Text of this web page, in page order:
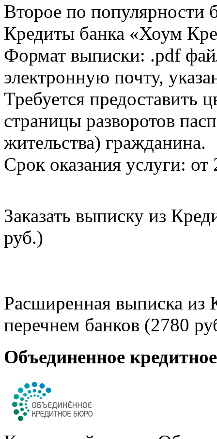
Второе по популярности
Кредиты банка «Хоум
Формат выписки: .pdf
электронную почту,
Требуется предоставить
страницы разворотов
жительства) гражданина.
Срок оказания услуги: от
Заказать выписку из
руб.)
Расширенная выписка из
перечнем банков (2780
Объединенное